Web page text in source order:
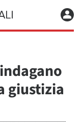
giustizia